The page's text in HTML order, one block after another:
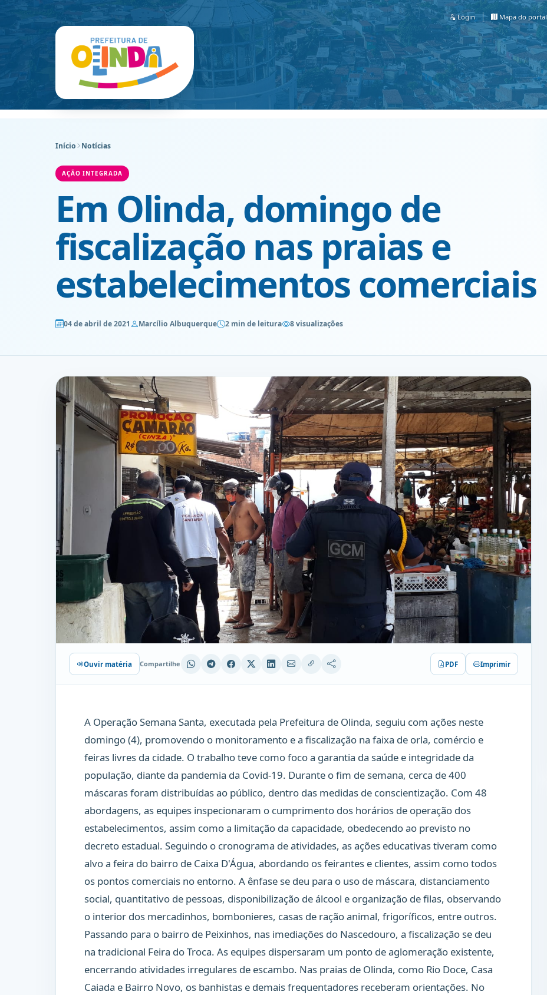
Login Mapa do portal
Início Notícias
AÇÃO INTEGRADA
Em Olinda, domingo de
fiscalização nas praias e
estabelecimentos comerciais
04 de abril de 2021 Marcílio Albuquerque 2 min de leitura 8 visualizações
Ouvir matéria Compartilhe PDF Imprimir
A Operação Semana Santa, executada pela Prefeitura de Olinda, seguiu com ações neste
domingo (4), promovendo o monitoramento e a fiscalização na faixa de orla, comércio e
feiras livres da cidade. O trabalho teve como foco a garantia da saúde e integridade da
população, diante da pandemia da Covid-19. Durante o fim de semana, cerca de 400
máscaras foram distribuídas ao público, dentro das medidas de conscientização. Com 48
abordagens, as equipes inspecionaram o cumprimento dos horários de operação dos
estabelecimentos, assim como a limitação da capacidade, obedecendo ao previsto no
decreto estadual. Seguindo o cronograma de atividades, as ações educativas tiveram como
alvo a feira do bairro de Caixa D'Água, abordando os feirantes e clientes, assim como todos
os pontos comerciais no entorno. A ênfase se deu para o uso de máscara, distanciamento
social, quantitativo de pessoas, disponibilização de álcool e organização de filas, observando
o interior dos mercadinhos, bombonieres, casas de ração animal, frigoríficos, entre outros.
Passando para o bairro de Peixinhos, nas imediações do Nascedouro, a fiscalização se deu
na tradicional Feira do Troca. As equipes dispersaram um ponto de aglomeração existente,
encerrando atividades irregulares de escambo. Nas praias de Olinda, como Rio Doce, Casa
Caiada e Bairro Novo, os banhistas e demais frequentadores receberam orientações. No